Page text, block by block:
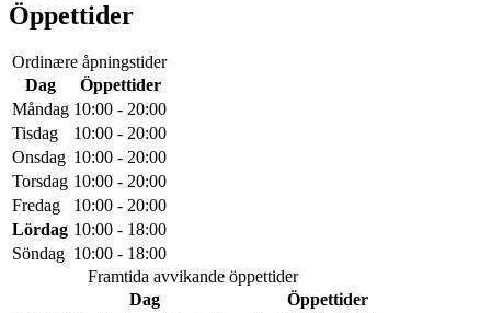
Öppettider
Ordinære åpningstider
Dag
Öppettider
Måndag 10:00 - 20:00
Tisdag
10:00 - 20:00
Onsdag 10:00 - 20:00
Torsdag 10:00 - 20:00
Fredag
10:00 - 20:00
Lördag 10:00 - 18:00
Söndag 10:00 - 18:00
Framtida avvikande öppettider
Dag
Öppettider